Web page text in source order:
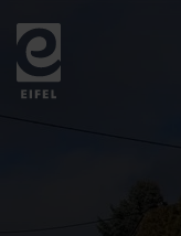
Zurück
zur
Startseite